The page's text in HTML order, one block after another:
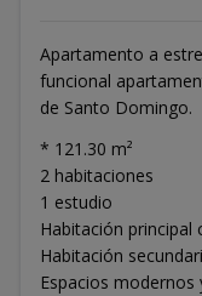
Apartamento a
funcional
de Santo Domingo.
* 121.30 m²
2 habitaciones
1 estudio
Habitación
Habitación
Espacios modernos